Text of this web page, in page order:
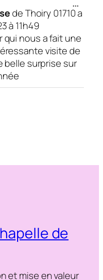
deThoiry 01710a
à 11h49
qui nous a fait une
visite de
belle surprise sur
…
cette
boîte
de
et mise en valeur